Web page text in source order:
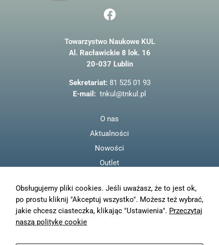
F
a
e
b
o
o
k
Towarzystwo Naukowe KUL
Al. Racławickie 8 lok. 16
20-037 Lublin
Sekretariat: 81 525 01 93
E-mail: tnkul@tnkul.pl
O nas
Aktualności
Nowości
Outlet
Polityka prywatności
Moje konto
Obsługujemy pliki cookies. Jeśli uważasz, że to jest ok,
po prostu kliknij "Akceptuj wszystko". Możesz też wybrać,
jakie chcesz ciasteczka, klikając "Ustawienia". Przeczytaj
naszą politykę cookie